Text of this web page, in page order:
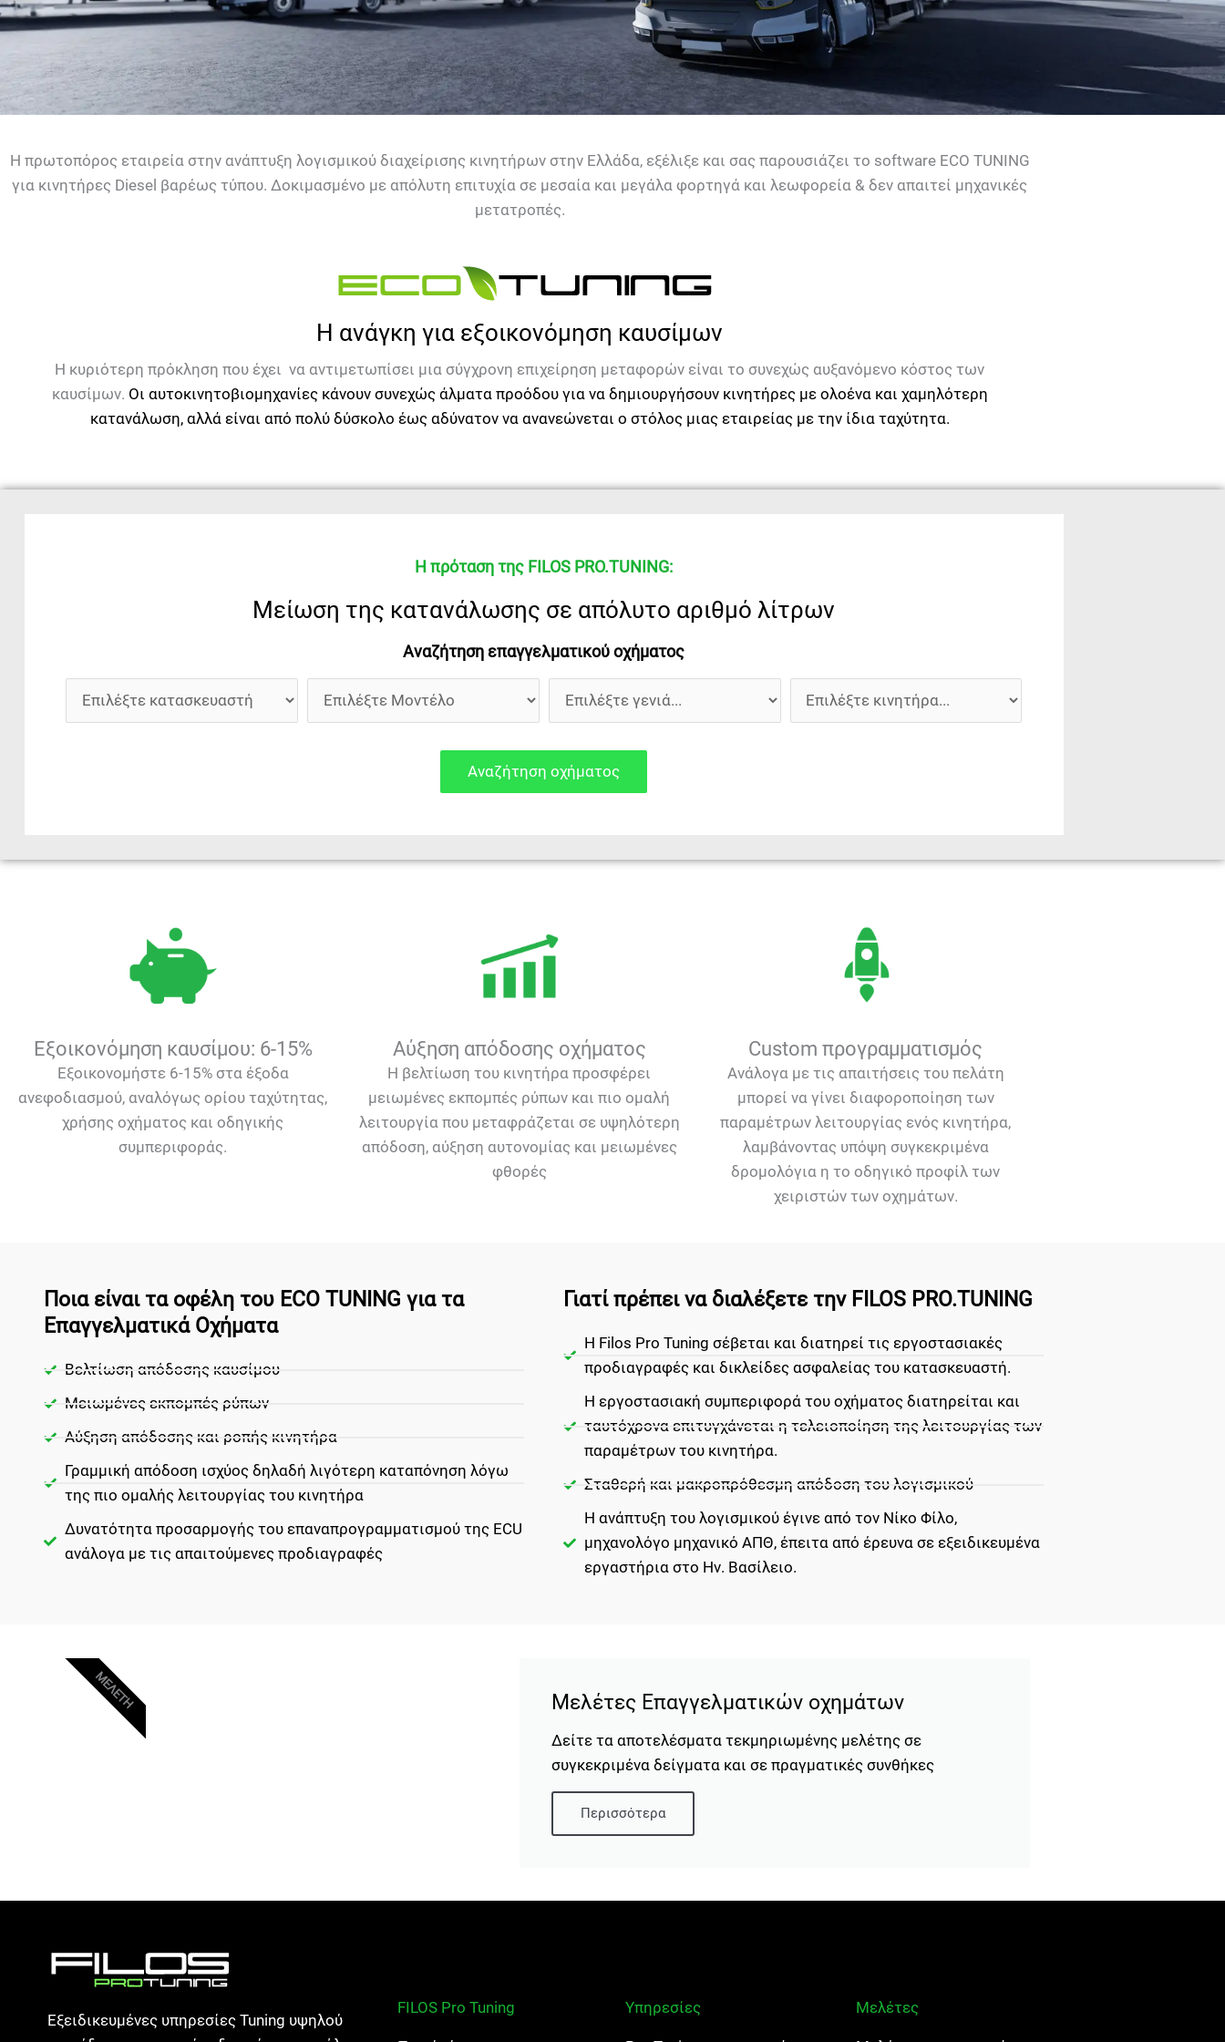
Η πρωτοπόρoς εταιρεία στην ανάπτυξη λογισμικού διαχείρισης κινητήρων στην Ελλάδα, εξέλιξε και σας παρουσιάζει το software ECO TUNING
για κινητήρες Diesel βαρέως τύπου. Δοκιμασμένο με απόλυτη επιτυχία σε μεσαία και μεγάλα φορτηγά και λεωφορεία & δεν απαιτεί μηχανικές
μετατροπές.
Η ανάγκη για εξοικονόμηση καυσίμων
Η κυριότερη πρόκληση που έχει να αντιμετωπίσει μια σύγχρονη επιχείρηση μεταφορών είναι το συνεχώς αυξανόμενο κόστος των
καυσίμων. Οι αυτοκινητοβιομηχανίες κάνουν συνεχώς άλματα προόδου για να δημιουργήσουν κινητήρες με ολοένα και χαμηλότερη
κατανάλωση, αλλά είναι από πολύ δύσκολο έως αδύνατον να ανανεώνεται ο στόλος μιας εταιρείας με την ίδια ταχύτητα.
Η πρόταση της FILOS PRO.TUNING:
Μείωση της κατανάλωσης σε απόλυτο αριθμό λίτρων
Αναζήτηση επαγγελματικού οχήματος
Αναζήτηση οχήματος
Εξοικονόμηση καυσίμου: 6-15%
Εξοικονoμήστε 6-15% στα έξοδα
ανεφοδιασμού, αναλόγως ορίου ταχύτητας,
χρήσης οχήματος και οδηγικής
συμπεριφοράς.
Αύξηση απόδοσης οχήματος
Η βελτίωση του κινητήρα προσφέρει
μειωμένες εκπομπές ρύπων και πιο ομαλή
λειτουργία που μεταφράζεται σε υψηλότερη
απόδοση, αύξηση αυτονομίας και μειωμένες
φθορές
Custom προγραμματισμός
Ανάλογα με τις απαιτήσεις του πελάτη
μπορεί να γίνει διαφοροποίηση των
παραμέτρων λειτουργίας ενός κινητήρα,
λαμβάνοντας υπόψη συγκεκριμένα
δρομολόγια η το οδηγικό προφίλ των
χειριστών των οχημάτων.
Ποια είναι τα οφέλη του ECO TUNING για τα
Επαγγελματικά Οχήματα
Βελτίωση απόδοσης καυσίμου
Μειωμένες εκπομπές ρύπων
Αύξηση απόδοσης και ροπής κινητήρα
Γραμμική απόδοση ισχύος δηλαδή λιγότερη καταπόνηση λόγω
της πιο ομαλής λειτουργίας του κινητήρα
Δυνατότητα προσαρμογής του επαναπρογραμματισμού της ECU
ανάλογα με τις απαιτούμενες προδιαγραφές
Γιατί πρέπει να διαλέξετε την FILOS PRO.TUNING
H Filos Pro Tuning σέβεται και διατηρεί τις εργοστασιακές
προδιαγραφές και δικλείδες ασφαλείας του κατασκευαστή.
Η εργοστασιακή συμπεριφορά του οχήματος διατηρείται και
ταυτόχρονα επιτυγχάνεται η τελειοποίηση της λειτουργίας των
παραμέτρων του κινητήρα.
Σταθερή και μακροπρόθεσμη απόδοση του λογισμικού
Η ανάπτυξη του λογισμικού έγινε από τον Νίκο Φίλο,
μηχανολόγο μηχανικό ΑΠΘ, έπειτα από έρευνα σε εξειδικευμένα
εργαστήρια στο Ην. Βασίλειο.
Μελέτες Επαγγελματικών οχημάτων
Δείτε τα αποτελέσματα τεκμηριωμένης μελέτης σε
συγκεκριμένα δείγματα και σε πραγματικές συνθήκες
Περισσότερα
ΜΕΛΕΤΗ
Εξειδικευμένες υπηρεσίες Tuning υψηλού
FILOS Pro Tuning Υπηρεσίες Μελέτες